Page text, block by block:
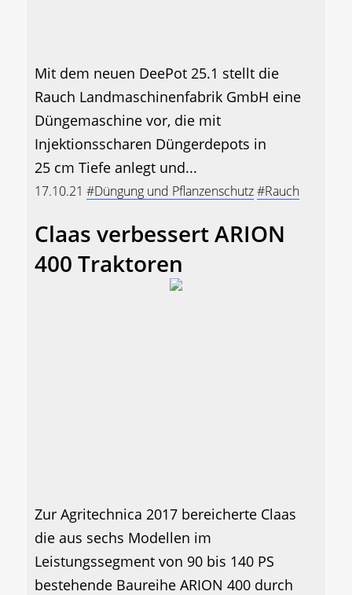
Mit dem neuen DeePot 25.1 stellt die
Rauch Landmaschinenfabrik GmbH eine
Düngemaschine vor, die mit
Injektionsscharen Düngerdepots in
25 cm Tiefe anlegt und...
17.10.21 #Düngung und Pflanzenschutz#Rauch
Claas verbessert ARION
400 Traktoren
Zur Agritechnica 2017 bereicherte Claas
die aus sechs Modellen im
Leistungssegment von 90 bis 140 PS
bestehende Baureihe ARION 400 durch